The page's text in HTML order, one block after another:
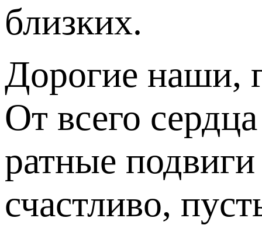
близких.
Дорогие наши,
От всего
ратные
счастливо,